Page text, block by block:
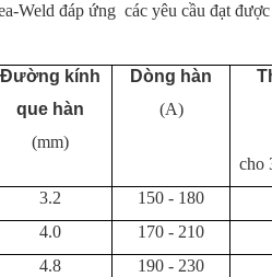
Weld đáp ứng các yêu cầu đạt
Đường kính
que hàn
(mm)
Dòng hàn
(A)
cho
3.2
150 - 180
4.0
170 - 210
4.8
190 - 230